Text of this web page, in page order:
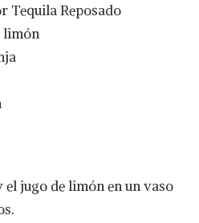
Tequila Reposado
limón
el jugo de limón en un vaso